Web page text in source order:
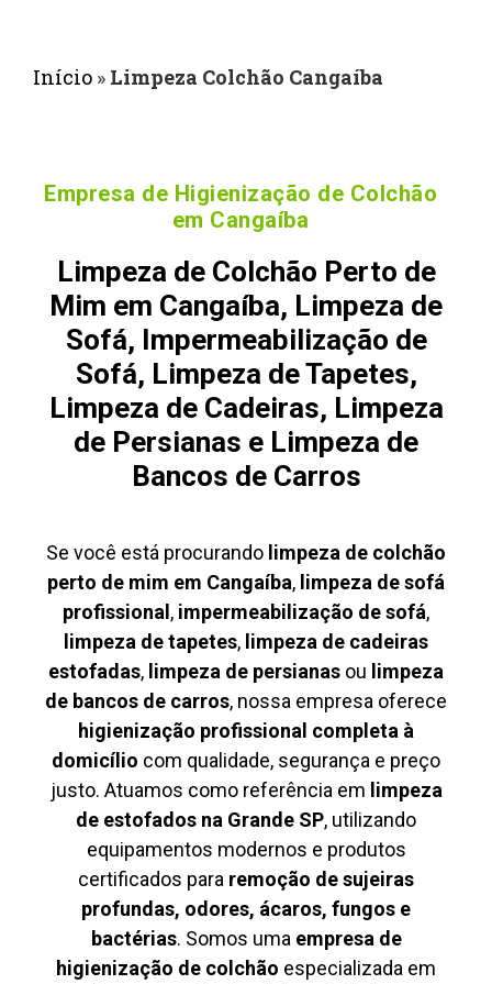
Início » Limpeza Colchão Cangaíba
Empresa de Higienização de Colchão
em Cangaíba
Limpeza de Colchão Perto de
Mim em Cangaíba, Limpeza de
Sofá, Impermeabilização de
Sofá, Limpeza de Tapetes,
Limpeza de Cadeiras, Limpeza
de Persianas e Limpeza de
Bancos de Carros
Se você está procurando limpeza de colchão
perto de mim em Cangaíba, limpeza de sofá
profissional , impermeabilização de sofá,
limpeza de tapetes, limpeza de cadeiras
estofadas, limpeza de persianas ou limpeza
de bancos de carros, nossa empresa oferece
higienização profissional completa à
domicílio com qualidade, segurança e preço
justo. Atuamos como referência em limpeza
de estofados na Grande SP, utilizando
equipamentos modernos e produtos
certificados para remoção de sujeiras
profundas, odores, ácaros, fungos e
bactérias. Somos uma empresa de
higienização de colchão especializada em